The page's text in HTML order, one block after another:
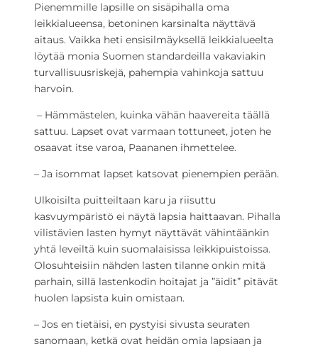
Pienemmille lapsille on sisäpihalla oma
leikkialueensa, betoninen karsinalta näyttävä
aitaus. Vaikka heti ensisilmäyksellä leikkialueelta
löytää monia Suomen standardeilla vakaviakin
turvallisuusriskejä, pahempia vahinkoja sattuu
harvoin.
– Hämmästelen, kuinka vähän haavereita täällä
sattuu. Lapset ovat varmaan tottuneet, joten he
osaavat itse varoa, Paananen ihmettelee.
– Ja isommat lapset katsovat pienempien perään.
Ulkoisilta puitteiltaan karu ja riisuttu
kasvuympäristö ei näytä lapsia haittaavan. Pihalla
vilistävien lasten hymyt näyttävät vähintäänkin
yhtä leveiltä kuin suomalaisissa leikkipuistoissa.
Olosuhteisiin nähden lasten tilanne onkin mitä
parhain, sillä lastenkodin hoitajat ja ”äidit” pitävät
huolen lapsista kuin omistaan.
– Jos en tietäisi, en pystyisi sivusta seuraten
sanomaan, ketkä ovat heidän omia lapsiaan ja